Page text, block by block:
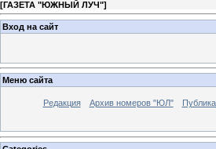
[ГАЗЕТА "ЮЖНЫЙ ЛУЧ"]
Вход на сайт
Меню сайта
Редакция Архив номеров "ЮЛ"